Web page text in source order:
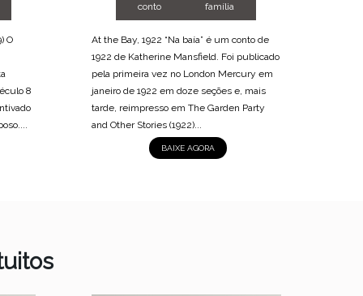
O
8
conto família
At the Bay, 1922 “Na baía” é um conto de
1922 de Katherine Mansfield. Foi publicado
pela primeira vez no London Mercury em
janeiro de 1922 em doze seções e, mais
tarde, reimpresso em The Garden Party
and Other Stories (1922)...
BAIXE AGORA